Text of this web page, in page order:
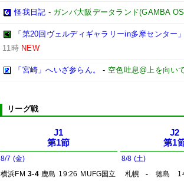
怪我日記 - ガンバ大阪データランド(GAMBA
「第20回ヴェルディギャラリーin多摩センター
11時 NEW
「宮崎」へいざ参らん。 - 空色吐息@上を向い
リーグ戦
J1
第1節
8/7 (金)
横浜FM 3-4 鹿島 19:26 MUFG国立
J2
第1
8/8 (土)
札幌
- 徳島